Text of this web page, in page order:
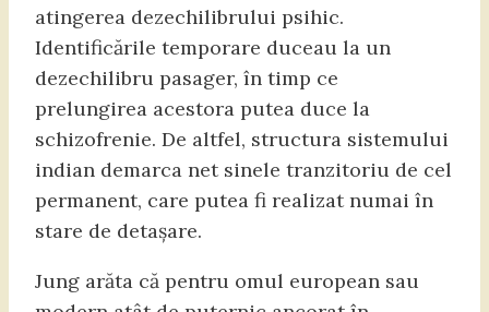
atingerea dezechilibrului psihic.
Identificările temporare duceau la un
dezechilibru pasager, în timp ce
prelungirea acestora putea duce la
schizofrenie. De altfel, structura sistemului
indian demarca net sinele tranzitoriu de cel
permanent, care putea fi realizat numai în
stare de detașare.
Jung arăta că pentru omul european sau